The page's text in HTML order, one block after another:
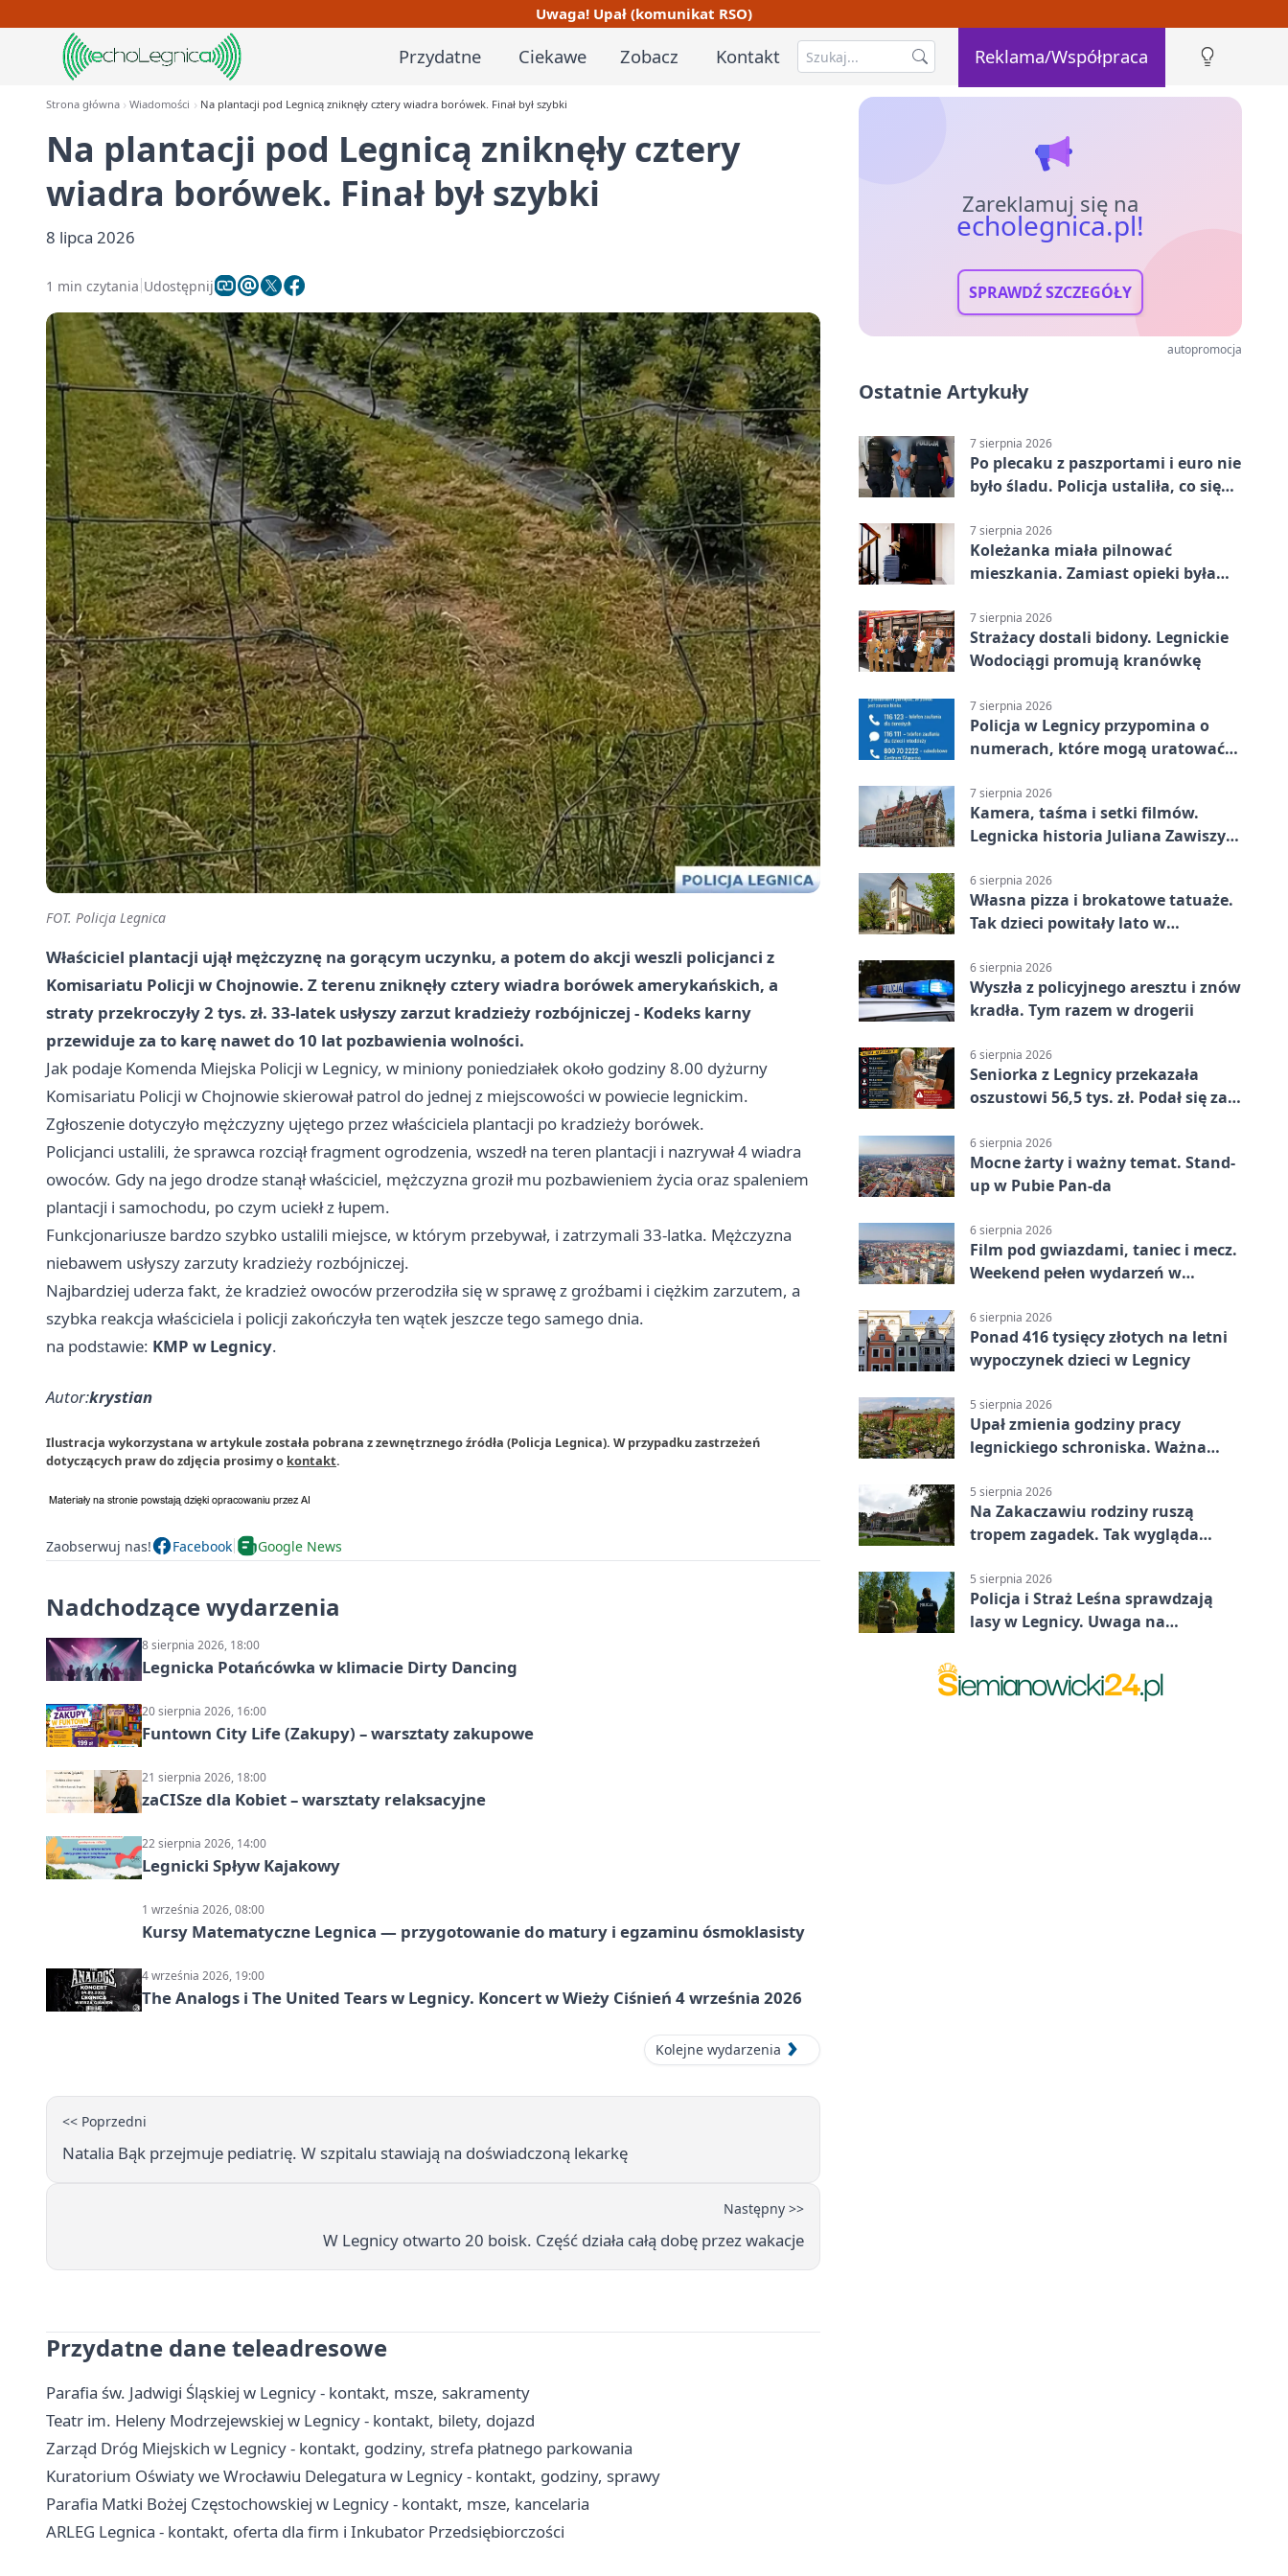
Uwaga! Upał (komunikat RSO)
Przydatne Ciekawe Zobacz Kontakt Reklama/Współpraca
Strona główna Wiadomości Na plantacji pod Legnicą zniknęły cztery wiadra borówek. Finał był szybki
Na plantacji pod Legnicą zniknęły cztery
wiadra borówek. Finał był szybki
8 lipca 2026
1 min czytania Udostępnij
FOT. Policja Legnica
Właściciel plantacji ujął mężczyznę na gorącym uczynku, a potem do akcji weszli policjanci z
Komisariatu Policji w Chojnowie. Z terenu zniknęły cztery wiadra borówek amerykańskich, a
straty przekroczyły 2 tys. zł. 33-latek usłyszy zarzut kradzieży rozbójniczej - Kodeks karny
przewiduje za to karę nawet do 10 lat pozbawienia wolności.
Jak podaje Komenda Miejska Policji w Legnicy, w miniony poniedziałek około godziny 8.00 dyżurny
Komisariatu Policji w Chojnowie skierował patrol do jednej z miejscowości w powiecie legnickim.
Zgłoszenie dotyczyło mężczyzny ujętego przez właściciela plantacji po kradzieży borówek.
Policjanci ustalili, że sprawca rozciął fragment ogrodzenia, wszedł na teren plantacji i nazrywał 4 wiadra
owoców. Gdy na jego drodze stanął właściciel, mężczyzna groził mu pozbawieniem życia oraz spaleniem
plantacji i samochodu, po czym uciekł z łupem.
Funkcjonariusze bardzo szybko ustalili miejsce, w którym przebywał, i zatrzymali 33-latka. Mężczyzna
niebawem usłyszy zarzuty kradzieży rozbójniczej.
Najbardziej uderza fakt, że kradzież owoców przerodziła się w sprawę z groźbami i ciężkim zarzutem, a
szybka reakcja właściciela i policji zakończyła ten wątek jeszcze tego samego dnia.
na podstawie: KMP w Legnicy.
Autor:krystian
Ilustracja wykorzystana w artykule została pobrana z zewnętrznego źródła (Policja Legnica). W przypadku zastrzeżeń
dotyczących praw do zdjęcia prosimy o kontakt.
Zaobserwuj nas! Facebook Google News
Nadchodzące wydarzenia
8 sierpnia 2026, 18:00
Legnicka Potańcówka w klimacie Dirty Dancing
20 sierpnia 2026, 16:00
Funtown City Life (Zakupy) – warsztaty zakupowe
21 sierpnia 2026, 18:00
zaCISze dla Kobiet – warsztaty relaksacyjne
22 sierpnia 2026, 14:00
Legnicki Spływ Kajakowy
1 września 2026, 08:00
Kursy Matematyczne Legnica — przygotowanie do matury i egzaminu ósmoklasisty
4 września 2026, 19:00
The Analogs i The United Tears w Legnicy. Koncert w Wieży Ciśnień 4 września 2026
Kolejne wydarzenia
<< Poprzedni
Natalia Bąk przejmuje pediatrię. W szpitalu stawiają na doświadczoną lekarkę
Następny >>
W Legnicy otwarto 20 boisk. Część działa całą dobę przez wakacje
Przydatne dane teleadresowe
Parafia św. Jadwigi Śląskiej w Legnicy - kontakt, msze, sakramenty
Teatr im. Heleny Modrzejewskiej w Legnicy - kontakt, bilety, dojazd
Zarząd Dróg Miejskich w Legnicy - kontakt, godziny, strefa płatnego parkowania
Kuratorium Oświaty we Wrocławiu Delegatura w Legnicy - kontakt, godziny, sprawy
Parafia Matki Bożej Częstochowskiej w Legnicy - kontakt, msze, kancelaria
ARLEG Legnica - kontakt, oferta dla firm i Inkubator Przedsiębiorczości
Zareklamuj się na
echolegnica.pl!
SPRAWDŹ SZCZEGÓŁY
autopromocja
Ostatnie Artykuły
7 sierpnia 2026
Po plecaku z paszportami i euro nie
było śladu. Policja ustaliła, co się
7 sierpnia 2026
Koleżanka miała pilnować
mieszkania. Zamiast opieki była
7 sierpnia 2026
Strażacy dostali bidony. Legnickie
Wodociągi promują kranówkę
7 sierpnia 2026
Policja w Legnicy przypomina o
numerach, które mogą uratować
7 sierpnia 2026
Kamera, taśma i setki filmów.
Legnicka historia Juliana Zawiszy
6 sierpnia 2026
Własna pizza i brokatowe tatuaże.
Tak dzieci powitały lato w
6 sierpnia 2026
Wyszła z policyjnego aresztu i znów
kradła. Tym razem w drogerii
6 sierpnia 2026
Seniorka z Legnicy przekazała
oszustowi 56,5 tys. zł. Podał się za
6 sierpnia 2026
Mocne żarty i ważny temat. Stand-
up w Pubie Pan-da
6 sierpnia 2026
Film pod gwiazdami, taniec i mecz.
Weekend pełen wydarzeń w
6 sierpnia 2026
Ponad 416 tysięcy złotych na letni
wypoczynek dzieci w Legnicy
5 sierpnia 2026
Upał zmienia godziny pracy
legnickiego schroniska. Ważna
5 sierpnia 2026
Na Zakaczawiu rodziny ruszą
tropem zagadek. Tak wygląda
5 sierpnia 2026
Policja i Straż Leśna sprawdzają
lasy w Legnicy. Uwaga na